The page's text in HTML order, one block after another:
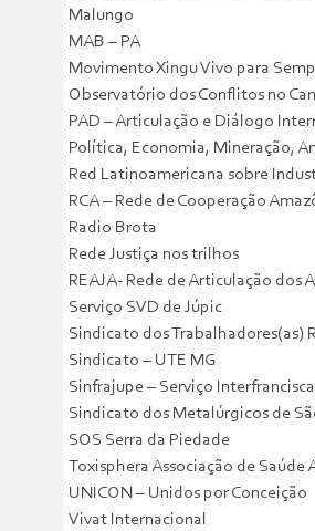
Malungo
MAB – PA
Movimento Xingu Vivo para
Observatório dos Conflitos no
PAD – Articulação e Diálogo
Política, Economia, Mineração,
Red Latinoamericana sobre
RCA – Rede de Cooperação
Radio Brota
Rede Justiça nos trilhos
REAJA- Rede de Articulação
Serviço SVD de Júpic
Sindicato dos Trabalhadores(as)
Sindicato – UTE MG
Sinfrajupe – Serviço
Sindicato dos Metalúrgicos de
SOS Serra da Piedade
Toxisphera Associação de Saúde
UNICON – Unidos por Conceição
Vivat Internacional